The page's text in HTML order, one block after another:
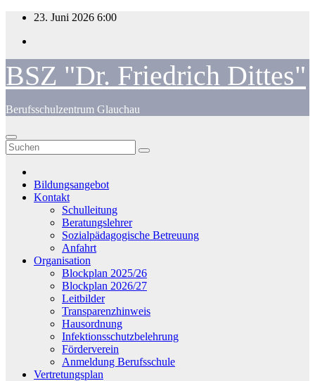
Zum
springen
23. Juni 2026 6:00
BSZ "Dr. Friedrich Dittes"
Berufsschulzentrum Glauchau
Bildungsangebot
Kontakt
Schulleitung
Beratungslehrer
Sozialpädagogische Betreuung
Anfahrt
Organisation
Blockplan 2025/26
Blockplan 2026/27
Leitbilder
Transparenzhinweis
Hausordnung
Infektionsschutzbelehrung
Förderverein
Anmeldung Berufsschule
Vertretungsplan